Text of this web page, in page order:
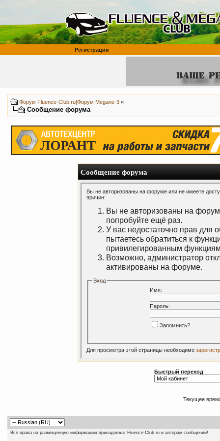
Регистрация
Форум Fluence-Club.ru|Форум Megane-3 «
Сообщение форума
Сообщение форума
Вы не авторизованы на форуме или не имеете
причин:
Вы не авторизованы на
попробуйте ещё раз.
У вас недостаточно прав для
пытаетесь обратиться к
привилегированным
Возможно, администратор
активированы на форуме.
Вход
Имя:
Пароль:
Запомнить?
Для просмотра этой страницы необходимо
Быстрый переход
Текущее
Все права на размещенную информацию принадлежат Fluence-Club.ru и авторам сообщений!